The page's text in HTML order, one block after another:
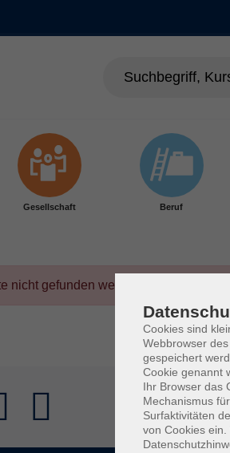
Gesellschaft Beruf
nicht gefunden werden.
Cookies sind
Webbrowser
gespeichert
Cookie genannt
Ihr Browser das
Mechanismus
Surfaktivitäten
von Cookies